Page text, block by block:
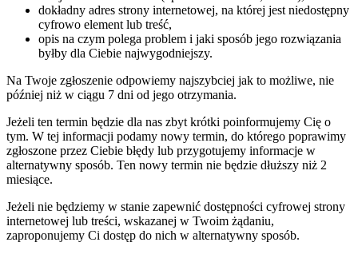
dokładny adres strony internetowej, na której jest niedostępny
cyfrowo element lub treść,
opis na czym polega problem i jaki sposób jego rozwiązania
byłby dla Ciebie najwygodniejszy.
Na Twoje zgłoszenie odpowiemy najszybciej jak to możliwe, nie
później niż w ciągu 7 dni od jego otrzymania.
Jeżeli ten termin będzie dla nas zbyt krótki poinformujemy Cię o
tym. W tej informacji podamy nowy termin, do którego poprawimy
zgłoszone przez Ciebie błędy lub przygotujemy informacje w
alternatywny sposób. Ten nowy termin nie będzie dłuższy niż 2
miesiące.
Jeżeli nie będziemy w stanie zapewnić dostępności cyfrowej strony
internetowej lub treści, wskazanej w Twoim żądaniu,
zaproponujemy Ci dostęp do nich w alternatywny sposób.